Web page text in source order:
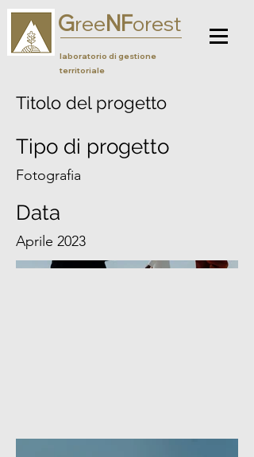
GreeNForest
laboratorio di gestione
territoriale
Titolo del progetto
Tipo di progetto
Fotografia
Data
Aprile 2023